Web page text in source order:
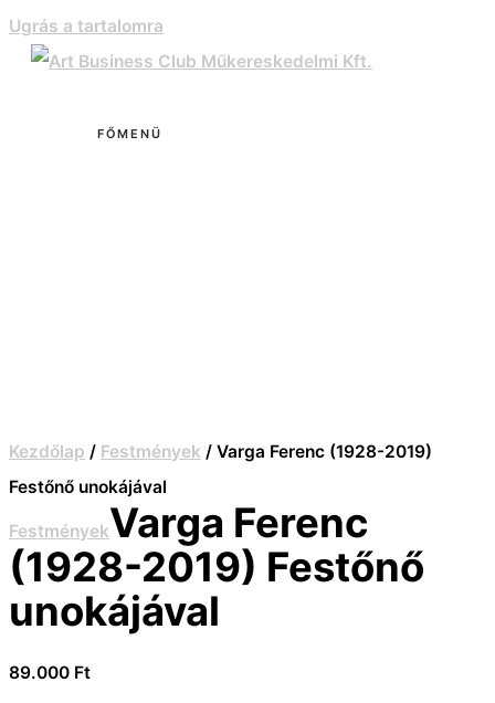
Ugrás a tartalomra
FŐMENÜ
Kezdőlap / Festmények / Varga Ferenc (1928-2019)
Festőnő unokájával
FestményekVarga Ferenc
(1928-2019) Festőnő
unokájával
89.000 Ft